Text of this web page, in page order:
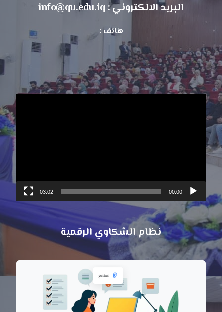
البريد الالكتروني : info@qu.edu.iq
هاتف :
00:00
03:02
نظام الشكاوي الرقمية